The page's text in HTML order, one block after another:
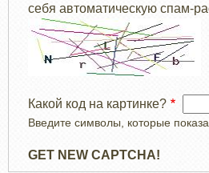
себя автоматическую спам-
Какой код на картинке?
Введите символы, которые
GET NEW CAPTCHA!